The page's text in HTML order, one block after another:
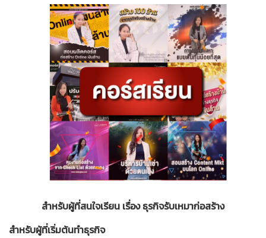
สำหรับผู้ที่สนใจเรียน เรื่อง ธุรกิจรับเหมาก่อสร้าง
สำหรับผู้ที่เริ่มต้นทำธุรกิจ